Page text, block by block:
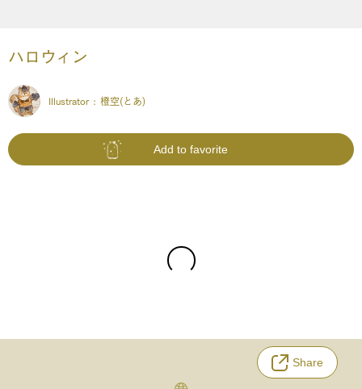
ハロウィン
Illustrator : 橙空(とあ)
Add to favorite
Share